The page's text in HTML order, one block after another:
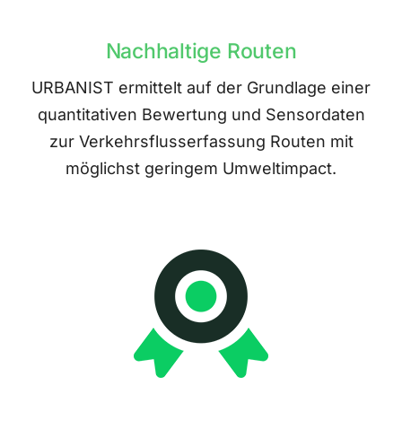
Nachhaltige Routen
URBANIST ermittelt auf der Grundlage einer
quantitativen Bewertung und Sensordaten
zur Verkehrsflusserfassung Routen mit
möglichst geringem Umweltimpact.